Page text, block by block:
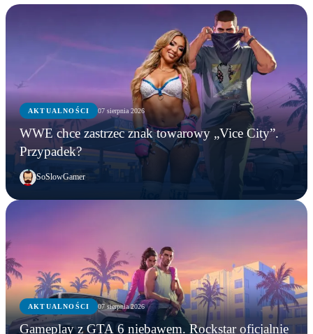
AKTUALNOŚCI 07 sierpnia 2026
WWE chce zastrzec znak towarowy „Vice City”.
Przypadek?
SoSlowGamer
AKTUALNOŚCI 07 sierpnia 2026
Gameplay z GTA 6 niebawem. Rockstar oficjalnie